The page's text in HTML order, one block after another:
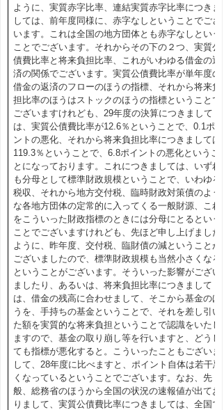
ように、実質赤字比率、連結実質赤字比率につきま
しては、前年度同様に、赤字なしということでござ
います。これは全国の地方団体とも赤字なしという
ことでございます。それからその下の２つ、実質公
債費比率と将来負担比率、これがいわゆる借金の返
済の関係でございます。実質公債費比率が単年度の
借金の返済のフローのほうの指標、それから将来負
担比率のほうはストックのほうの指標ということで
ございますけれども、29年度の決算につきまして
は、実質公債費比率が12.6％ということで、0.1ポイ
ントの悪化、それから将来負担比率につきましては
119.3％ということで、6.8ポイントの悪化というこ
とになっております。これにつきましては、いずれ
も分母として標準財政規模ということで、いわゆる
税収、それから地方交付税、臨時財政対策債のよう
な各地方団体の定常的に入ってくる一般財源、これ
をこういった財政指標のときには分母にとるという
ことでございますけれども、先ほど申し上げました
ように、昨年度、交付税、臨財債の減ということが
ございましたので、標準財政規模も当然小さくなる
ということがございます。そういった影響がござい
ましたり、あるいは、将来負担比率につきまして
は、借金の残高に合わせまして、そこから基金のほ
うを、手持ちの基金ということで、それを差し引い
た額を実質的な将来負担ということで認識をいたし
ますので、基金の取り崩し等を行いますと、どうし
ても指標が悪化すると。こういったこともございま
して、28年度に比べますと、ポイント自体は若干悪
くなっているということでございます。なお、先
般、総務省のほうから全国の状況の速報値が出てお
りまして、実質公債費比率につきましては、全国で